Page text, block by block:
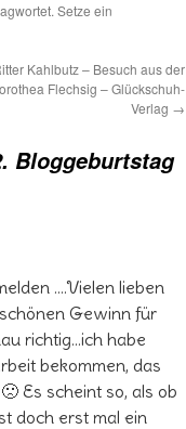
Setze ein
Kahlbutz – Besuch aus der
Flechsig – Glückschuh-
Verlag →
Bloggeburtstag
….Vielen lieben
Gewinn für
richtig…ich habe
bekommen, das
Es scheint so, als ob
doch erst mal ein